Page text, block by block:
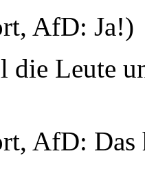
AfD: Ja!)
die Leute
AfD: